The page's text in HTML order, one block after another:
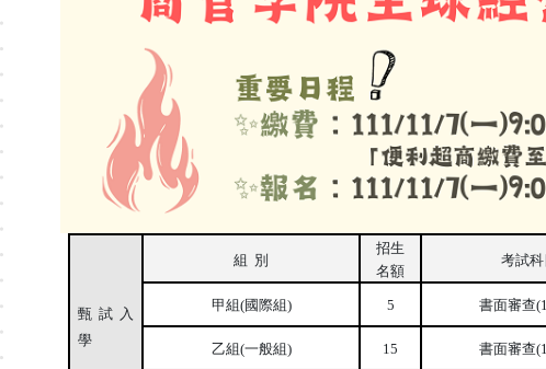
甄試入
學
組 別
招生
名額
考試科
甲組(國際組) 5 書面審查
乙組(一般組) 15 書面審查